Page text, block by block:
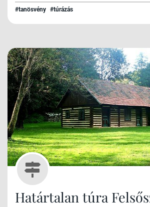
#tanösvény #túrázás
Határtalan túra